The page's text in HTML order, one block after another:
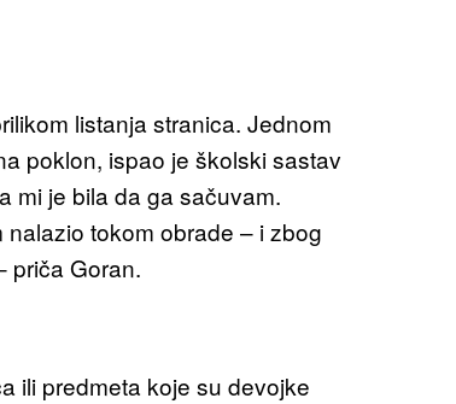
listanja stranica. Jednom
poklon, ispao je školski sastav
mi je bila da ga sačuvam.
tokom obrade – i zbog
priča Goran.
ili predmeta koje su devojke